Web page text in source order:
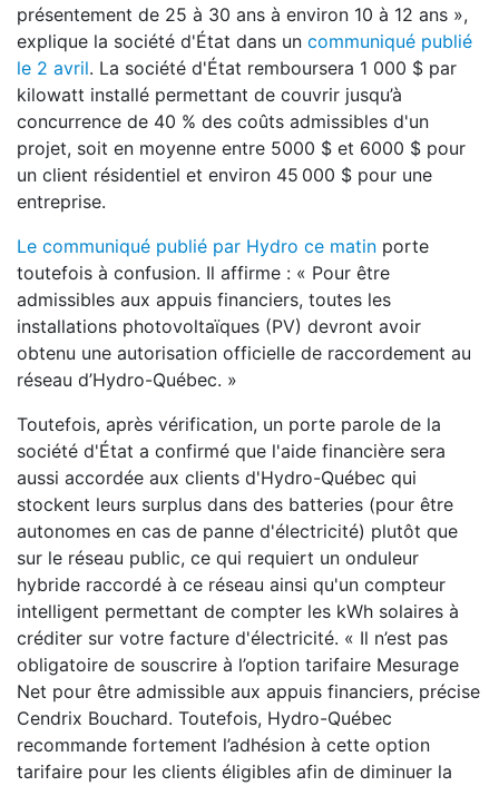
présentement de 25 à 30 ans à environ 10 à 12 ans »,
explique la société d'État dans un communiqué publié
le 2 avril. La société d'État remboursera 1 000 $ par
kilowatt installé permettant de couvrir jusqu’à
concurrence de 40 % des coûts admissibles d'un
projet, soit en moyenne entre 5000 $ et 6000 $ pour
un client résidentiel et environ 45 000 $ pour une
entreprise.
Le communiqué publié par Hydro ce matin porte
toutefois à confusion. Il affirme : « Pour être
admissibles aux appuis financiers, toutes les
installations photovoltaïques (PV) devront avoir
obtenu une autorisation officielle de raccordement au
réseau d’Hydro-Québec. »
Toutefois, après vérification, un porte parole de la
société d'État a confirmé que l'aide financière sera
aussi accordée aux clients d'Hydro-Québec qui
stockent leurs surplus dans des batteries (pour être
autonomes en cas de panne d'électricité) plutôt que
sur le réseau public, ce qui requiert un onduleur
hybride raccordé à ce réseau ainsi qu'un compteur
intelligent permettant de compter les kWh solaires à
créditer sur votre facture d'électricité. « Il n’est pas
obligatoire de souscrire à l’option tarifaire Mesurage
Net pour être admissible aux appuis financiers, précise
Cendrix Bouchard. Toutefois, Hydro-Québec
recommande fortement l’adhésion à cette option
tarifaire pour les clients éligibles afin de diminuer la